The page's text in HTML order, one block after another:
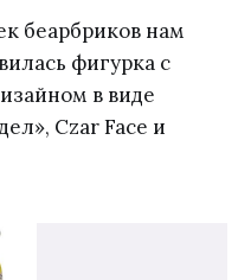
беарбриков нам
фигурка с
в виде
Czar Face и